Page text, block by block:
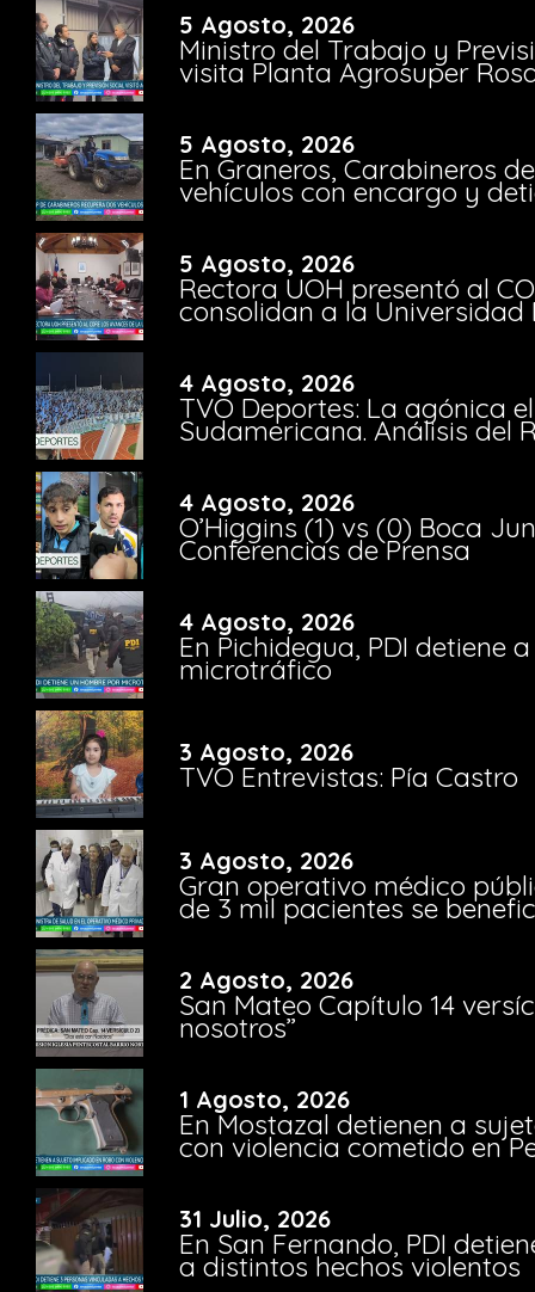
5 Agosto, 2026
Ministro del Trabajo y
visita Planta Agrosuper
5 Agosto, 2026
En Graneros, Carabineros
vehículos con encargo y
5 Agosto, 2026
Rectora UOH presentó al
consolidan a la Universidad
4 Agosto, 2026
TVO Deportes: La agónica
Sudamericana. Análisis del
4 Agosto, 2026
O’Higgins (1) vs (0) Boca
Conferencias de Prensa
4 Agosto, 2026
En Pichidegua, PDI detiene
microtráfico
3 Agosto, 2026
TVO Entrevistas: Pía Castro
3 Agosto, 2026
Gran operativo médico
de 3 mil pacientes se
2 Agosto, 2026
San Mateo Capítulo 14
nosotros”
1 Agosto, 2026
En Mostazal detienen a
con violencia cometido en
31 Julio, 2026
En San Fernando, PDI
a distintos hechos violentos